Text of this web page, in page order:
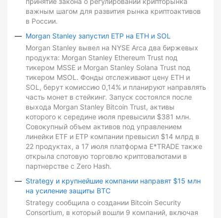
важным шагом для развития рынка криптоактивов
в России.
Morgan Stanley запустил ETP на ETH и SOL
Morgan Stanley вывел на NYSE Arca два биржевых
продукта: Morgan Stanley Ethereum Trust под
тикером MSSE и Morgan Stanley Solana Trust под
тикером MSOL. Фонды отслеживают цену ETH и
SOL, берут комиссию 0,14% и планируют направлять
часть монет в стейкинг. Запуск состоялся после
выхода Morgan Stanley Bitcoin Trust, активы
которого к середине июля превысили $381 млн.
Совокупный объем активов под управлением
линейки ETF и ETP компании превысил $14 млрд в
22 продуктах, а 17 июля платформа E*TRADE также
открыла спотовую торговлю криптовалютами в
партнерстве с Zero Hash.
Strategy и крупнейшие компании направят $15 млн
на усиление защиты BTC
Strategy сообщила о создании Bitcoin Security
Consortium, в который вошли 9 компаний, включая